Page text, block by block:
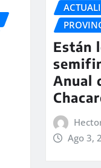
Están
Anual
Ago 3,